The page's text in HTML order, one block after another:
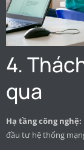
4.
qua
Hạ tầng công nghệ:
đầu tư hệ thống